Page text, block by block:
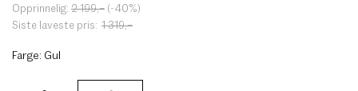
Opprinnelig: 2 199,– (-40%)
Siste laveste pris: 1 319,–
Farge: Gul